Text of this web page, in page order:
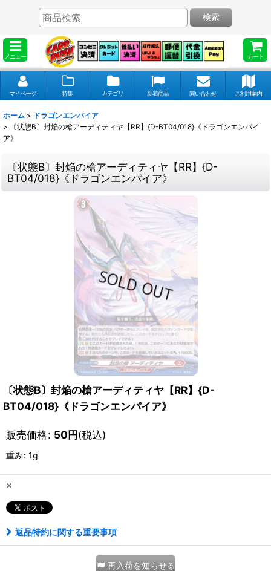
メニュー カート
検索
マイページ 特集 カテゴリ 新着商品 問い合わせ ご利用案内
ホーム > ドラゴンエンパイア
>
〔状態B〕封焔の槍アーディティヤ【RR】{D-BT04/018}《ドラゴンエンパイ
ア》
〔状態B〕封焔の槍アーディティヤ【RR】{D-
BT04/018}《ドラゴンエンパイア》
〔状態B〕封焔の槍アーディティヤ【RR】{D-
BT04/018}《ドラゴンエンパイア》
販売価格: 50円(税込)
重み: 1g
×
返品特約に関する重要事項
再入荷を知らせる